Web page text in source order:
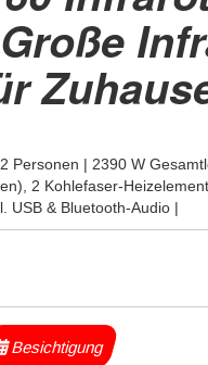
Personen | 2390 W
2 Kohlefaser-
USB & Bluetooth-Audio |
Besichtigung